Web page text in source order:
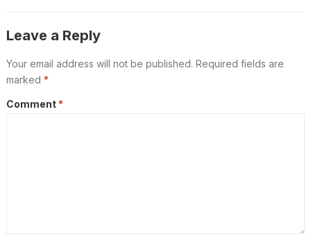
Leave a Reply
Your email address will not be published. Required fields are
marked *
Comment *